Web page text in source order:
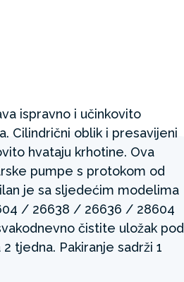
ispravno i učinkovito
Cilindrični oblik i presavijeni
hvataju krhotine. Ova
pumpe s protokom od
je sa sljedećim modelima
/ 26638 / 26636 / 28604
čistite uložak pod
tjedna. Pakiranje sadrži 1